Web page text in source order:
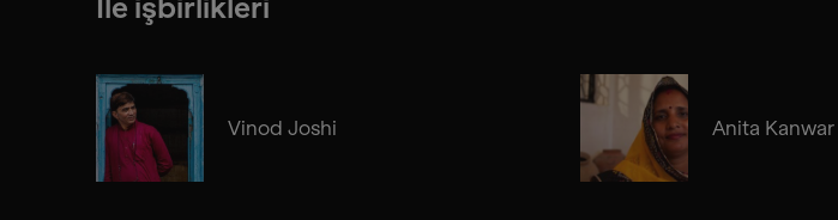
İle işbirlikleri
Vinod Joshi Anita Kanwar